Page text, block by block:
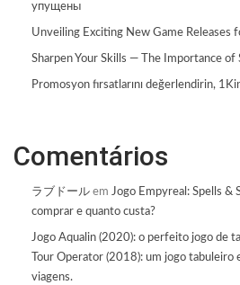
упущены
Unveiling Exciting New Game Releases
Sharpen Your Skills — The Importance of
Promosyon fırsatlarını değerlendirin,
Comentários
ラブドール em Jogo Empyreal: Spells &
comprar e quanto custa?
Jogo Aqualin (2020): o perfeito jogo de
Tour Operator (2018): um jogo tabuleiro
viagens.